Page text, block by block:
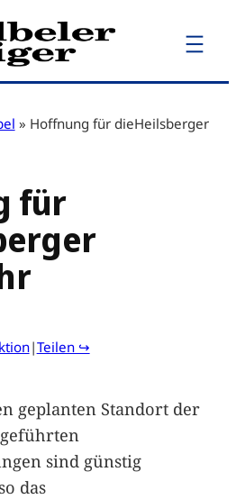
» Hoffnung für dieHeilsberger
für
|Teilen ↪
geplanten Standort der
sind günstig
das